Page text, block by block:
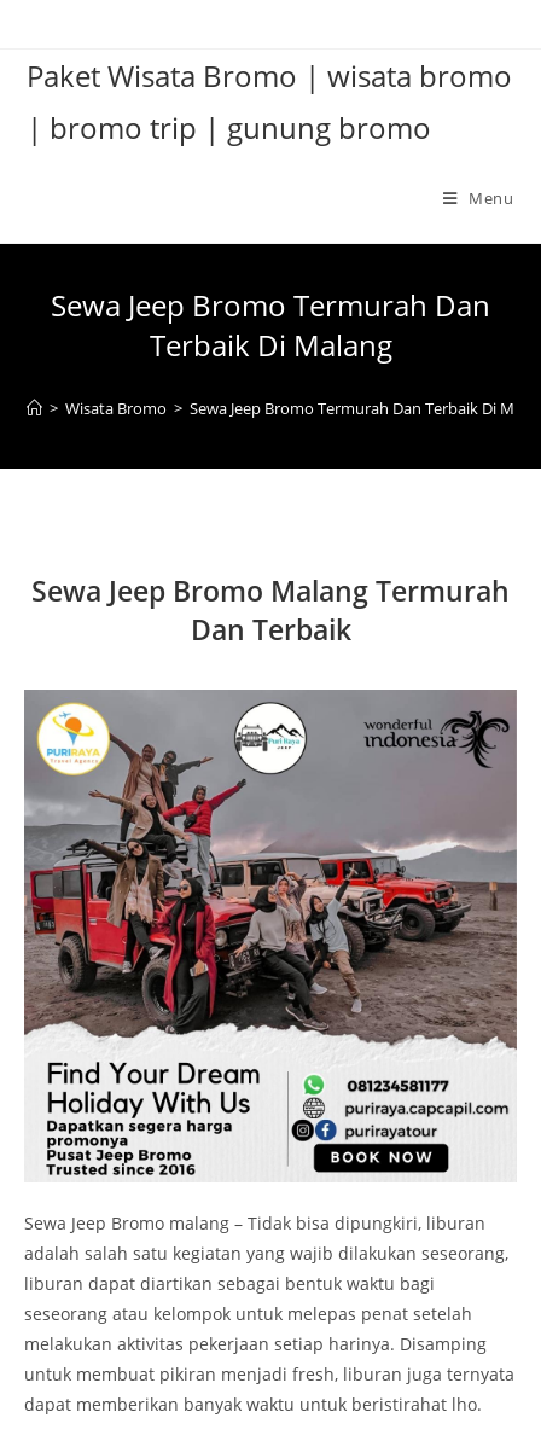
Paket Wisata Bromo | wisata bromo
| bromo trip | gunung bromo
Menu
Sewa Jeep Bromo Termurah Dan
Terbaik Di Malang
> Wisata Bromo > Sewa Jeep Bromo Termurah Dan Terbaik Di
Sewa Jeep Bromo Malang Termurah
Dan Terbaik
Sewa Jeep Bromo malang – Tidak bisa dipungkiri, liburan
adalah salah satu kegiatan yang wajib dilakukan seseorang,
liburan dapat diartikan sebagai bentuk waktu bagi
seseorang atau kelompok untuk melepas penat setelah
melakukan aktivitas pekerjaan setiap harinya. Disamping
untuk membuat pikiran menjadi fresh, liburan juga ternyata
dapat memberikan banyak waktu untuk beristirahat lho.